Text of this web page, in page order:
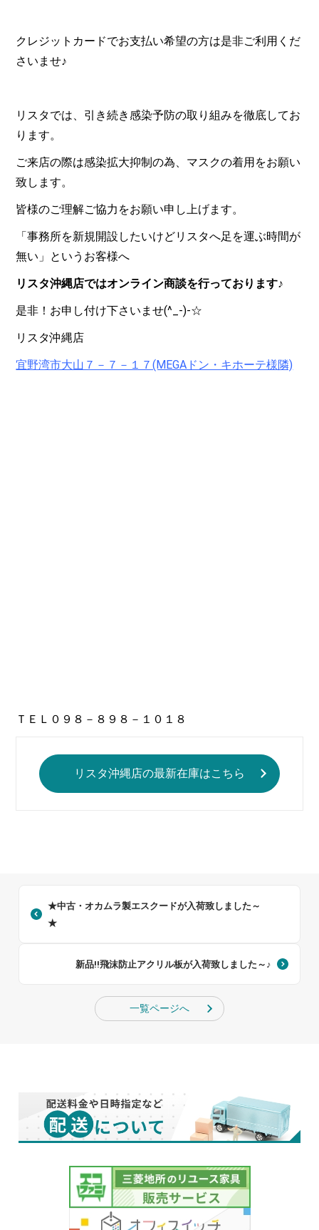
クレジットカードでお支払い希望の方は是非ご利用くだ
さいませ♪
リスタでは、引き続き感染予防の取り組みを徹底してお
ります。
ご来店の際は感染拡大抑制の為、マスクの着用をお願い
致します。
皆様のご理解ご協力をお願い申し上げます。
「事務所を新規開設したいけどリスタへ足を運ぶ時間が
無い」というお客様へ
リスタ沖縄店ではオンライン商談を行っております♪
是非！お申し付け下さいませ(^_-)-☆
リスタ沖縄店
宜野湾市大山７－７－１７(MEGAドン・キホーテ様隣)
ＴＥＬ０９８－８９８－１０１８
リスタ沖縄店の最新在庫はこちら
★中古・オカムラ製エスクードが入荷致しました～
★
新品!!飛沫防止アクリル板が入荷致しました～♪
一覧ページへ